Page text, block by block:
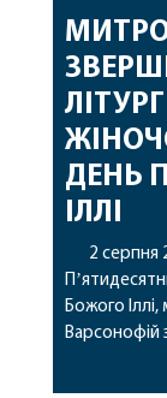
ДЕНЬ
ІЛЛІ
2 серпня
Божого
Варсонофій
Барському